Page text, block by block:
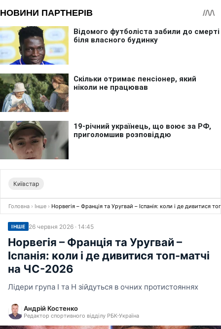
Київстар
Головна › Інше › Норвегія – Франція та Уругвай – Іспанія: коли і де дивитися
ІНШЕ 26 червня 2026 · 14:45
Норвегія – Франція та Уругвай –
Іспанія: коли і де дивитися топ-матчі
на ЧС-2026
Лідери група I та H зійдуться в очних протистояннях
Андрій Костенко
Редактор спортивного відділу РБК-Україна